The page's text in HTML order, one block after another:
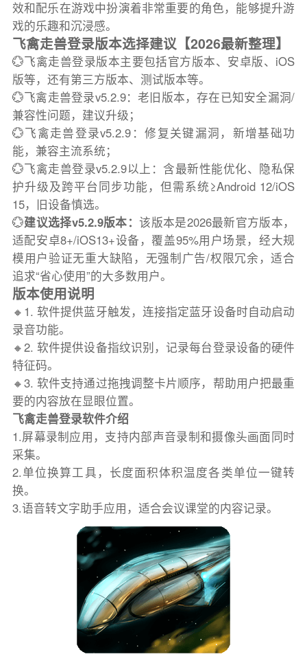
效和配乐在游戏中扮演着非常重要的角色，能够提升游
戏的乐趣和沉浸感。
飞禽走兽登录版本选择建议【2026最新整理】
💮飞禽走兽登录版本主要包括官方版本、安卓版、iOS
版等，还有第三方版本、测试版本等。
💮飞禽走兽登录v5.2.9：老旧版本，存在已知安全漏洞/
兼容性问题，建议升级；
💮飞禽走兽登录v5.2.9：修复关键漏洞，新增基础功
能，兼容主流系统；
💮飞禽走兽登录v5.2.9以上：含最新性能优化、隐私保
护升级及跨平台同步功能，但需系统≥Android 12/iOS
15，旧设备慎选。
💮建议选择v5.2.9版本：该版本是2026最新官方版本，
适配安卓8+/iOS13+设备，覆盖95%用户场景，经大规
模用户验证无重大缺陷，无强制广告/权限冗余，适合
追求“省心使用”的大多数用户。
版本使用说明
🔸1. 软件提供蓝牙触发，连接指定蓝牙设备时自动启动
录音功能。
🔸2. 软件提供设备指纹识别，记录每台登录设备的硬件
特征码。
🔸3. 软件支持通过拖拽调整卡片顺序，帮助用户把最重
要的内容放在显眼位置。
飞禽走兽登录软件介绍
1.屏幕录制应用，支持内部声音录制和摄像头画面同时
采集。
2.单位换算工具，长度面积体积温度各类单位一键转
换。
3.语音转文字助手应用，适合会议课堂的内容记录。